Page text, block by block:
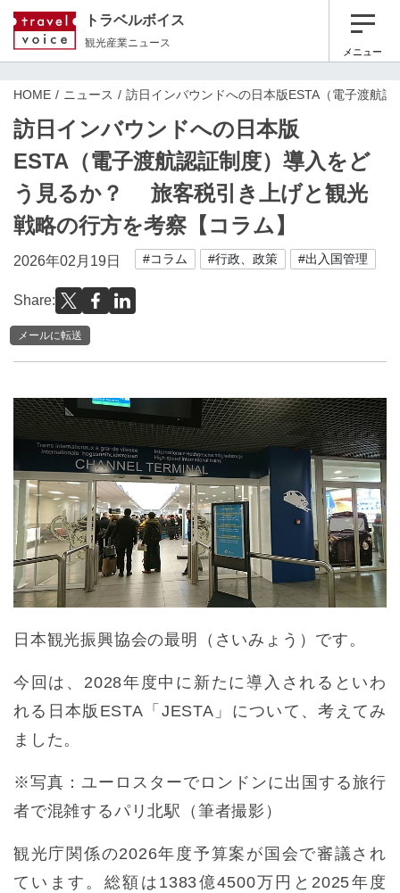
トラベルボイス
観光産業ニュース
メニュー
HOME ニュース 訪日インバウンドへの日本版ESTA（電子渡航
訪日インバウンドへの日本版
ESTA（電子渡航認証制度）導入をど
う見るか？ 旅客税引き上げと観光
戦略の行方を考察【コラム】
2026年02月19日 #コラム #行政、政策 #出入国管理
Share:
メールに転送
日本観光振興協会の最明（さいみょう）です。
今回は、2028年度中に新たに導入されるといわ
れる日本版ESTA「JESTA」について、考えてみ
ました。
※写真：ユーロスターでロンドンに出国する旅行
者で混雑するパリ北駅（筆者撮影）
観光庁関係の2026年度予算案が国会で審議され
ています。総額は1383億4500万円と2025年度